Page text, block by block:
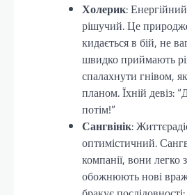
Холерик:
рішучий. Це
кидається в бій, не
швидко приймають
спалахнути гнівом,
планом. Їхній девіз:
потім!”
Сангвінік:
оптимістичний.
компанії, вони легко
обожнюють нові